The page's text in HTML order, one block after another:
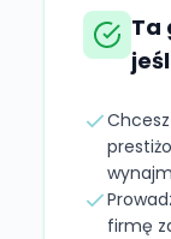
Ta
firmę